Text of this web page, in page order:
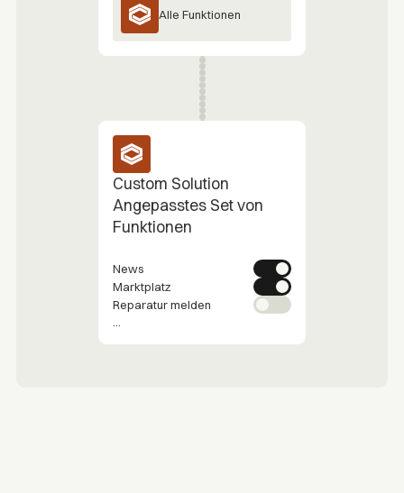
Alle Funktionen
Custom Solution
Angepasstes Set von
Funktionen
News
Marktplatz
Reparatur melden